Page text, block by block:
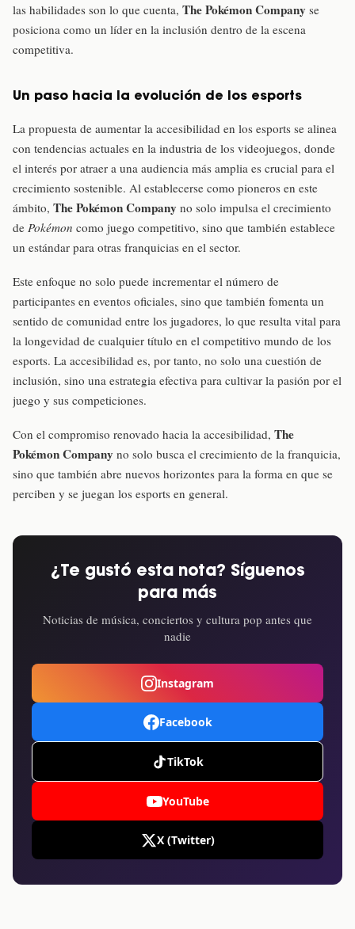
las habilidades son lo que cuenta, The Pokémon Company se
posiciona como un líder en la inclusión dentro de la escena
competitiva.
Un paso hacia la evolución de los esports
La propuesta de aumentar la accesibilidad en los esports se alinea
con tendencias actuales en la industria de los videojuegos, donde
el interés por atraer a una audiencia más amplia es crucial para el
crecimiento sostenible. Al establecerse como pioneros en este
ámbito, The Pokémon Company no solo impulsa el crecimiento
de Pokémon como juego competitivo, sino que también establece
un estándar para otras franquicias en el sector.
Este enfoque no solo puede incrementar el número de
participantes en eventos oficiales, sino que también fomenta un
sentido de comunidad entre los jugadores, lo que resulta vital para
la longevidad de cualquier título en el competitivo mundo de los
esports. La accesibilidad es, por tanto, no solo una cuestión de
inclusión, sino una estrategia efectiva para cultivar la pasión por el
juego y sus competiciones.
Con el compromiso renovado hacia la accesibilidad, The
Pokémon Company no solo busca el crecimiento de la franquicia,
sino que también abre nuevos horizontes para la forma en que se
perciben y se juegan los esports en general.
¿Te gustó esta nota? Síguenos
para más
Noticias de música, conciertos y cultura pop antes que
nadie
Instagram
Facebook
TikTok
YouTube
X (Twitter)